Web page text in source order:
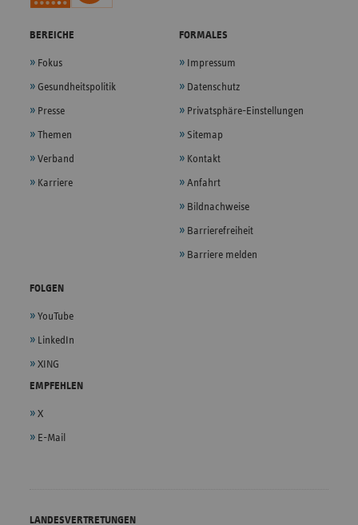
BEREICHE
Fokus
Gesundheitspolitik
Presse
Themen
Verband
Karriere
FORMALES
Impressum
Datenschutz
Privatsphäre-Einstellungen
Sitemap
Kontakt
Anfahrt
Bildnachweise
Barrierefreiheit
Barriere melden
FOLGEN
YouTube
LinkedIn
XING
EMPFEHLEN
X
E-Mail
LANDESVERTRETUNGEN